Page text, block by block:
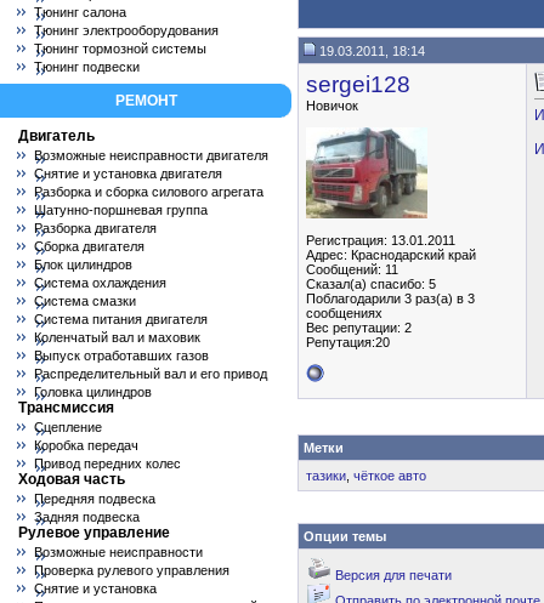
Тюнинг салона
Тюнинг электрооборудования
Тюнинг тормозной системы
Тюнинг подвески
РЕМОНТ
Двигатель
Возможные неисправности двигателя
Снятие и установка двигателя
Разборка и сборка силового агрегата
Шатунно-поршневая группа
Разборка двигателя
Сборка двигателя
Блок цилиндров
Система охлаждения
Система смазки
Система питания двигателя
Коленчатый вал и маховик
Выпуск отработавших газов
Распределительный вал и его привод
Головка цилиндров
Трансмиссия
Сцепление
Коробка передач
Привод передних колес
Ходовая часть
Передняя подвеска
Задняя подвеска
Рулевое управление
Возможные неисправности
Проверка рулевого управления
Снятие и установка
19.03.2011, 18:14
sergei128
Новичок
Регистрация: 13.01.2011
Адрес: Краснодарский край
Сообщений: 11
Сказал(а) спасибо: 5
Поблагодарили 3 раз(а) в 3
сообщениях
Вес репутации: 2
Репутация:20
Метки
тазики чёткое авто
Опции темы
Версия для печати